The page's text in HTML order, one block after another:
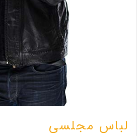
لباس مجلسی